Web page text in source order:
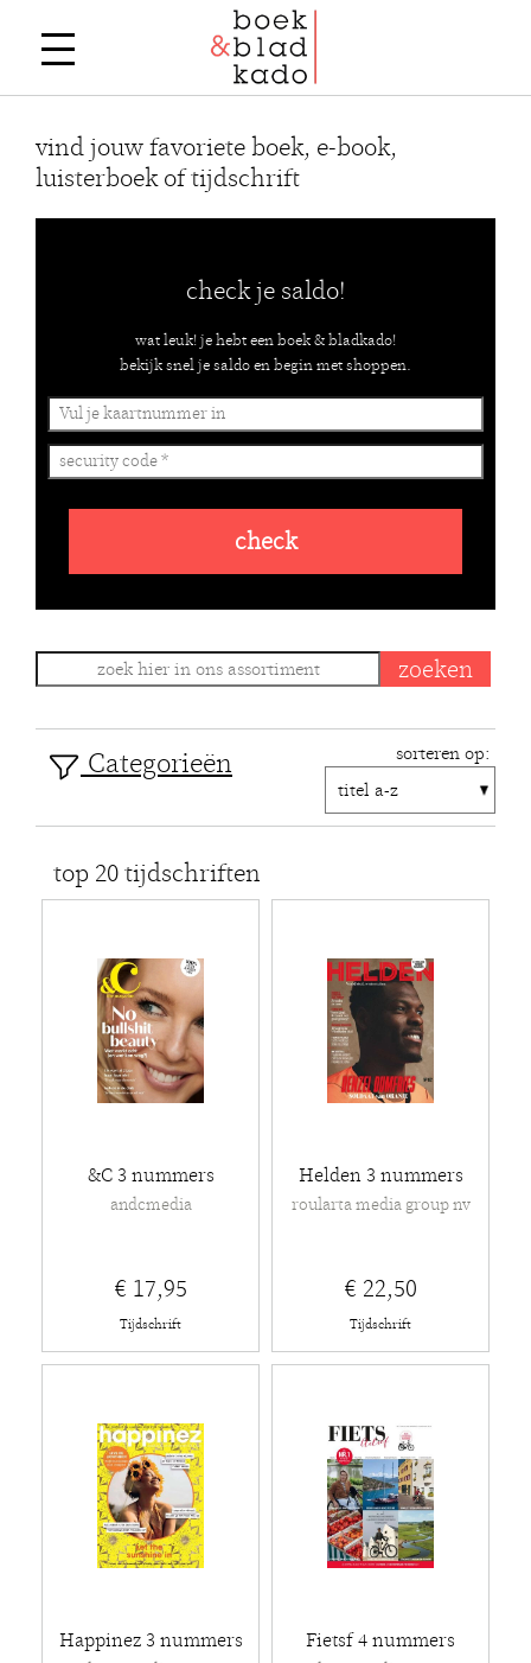
vind jouw favoriete boek, e-book,
luisterboek of tijdschrift
check je saldo!
wat leuk! je hebt een boek & bladkado!
bekijk snel je saldo en begin met shoppen.
check
Categorieën sorteren op:
top 20 tijdschriften
&C 3 nummers
andcmedia
€ 17,95
Tijdschrift
Helden 3 nummers
roularta media group nv
€ 22,50
Tijdschrift
Happinez 3 nummers Fietsf 4 nummers